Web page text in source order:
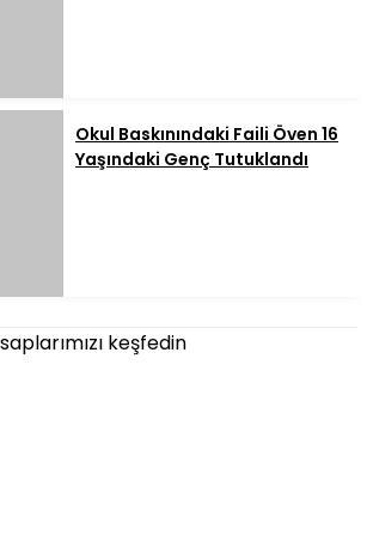
Okul Baskınındaki Faili Öven 16
Yaşındaki Genç Tutuklandı
keşfedin